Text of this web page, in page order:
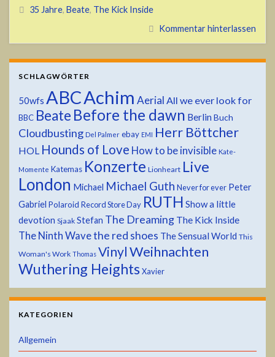
35 Jahre, Beate, The Kick Inside
Kommentar hinterlassen
SCHLAGWÖRTER
50wfs ABCAchim Aerial All we ever look for
BBC Beate Before the dawn Berlin Buch
Cloudbusting Del Palmer ebay EMI Herr Böttcher
HOL Hounds of Love How to be invisible Kate-
Momente Katemas Konzerte Lionheart Live
London Michael Michael Guth Never for ever Peter
Gabriel Polaroid Record Store Day RUTH Show a little
devotion Sjaak Stefan The Dreaming The Kick Inside
The Ninth Wavethe red shoes The Sensual World This
Woman's Work Thomas VinylWeihnachten
Wuthering Heights Xavier
KATEGORIEN
Allgemein